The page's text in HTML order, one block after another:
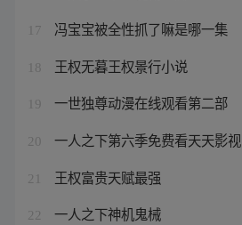
17 冯宝宝被全性抓了嘛是哪一集
18 王权无暮王权景行小说
19 一世独尊动漫在线观看第二部
20 一人之下第六季免费看天天影视
21 王权富贵天赋最强
22 一人之下神机鬼械